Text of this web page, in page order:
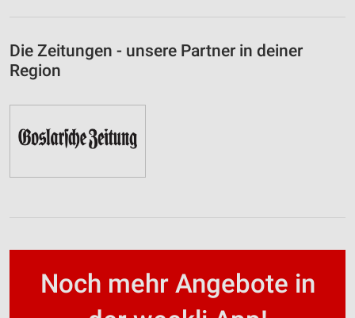
Die Zeitungen - unsere Partner in deiner
Region
Noch mehr Angebote in